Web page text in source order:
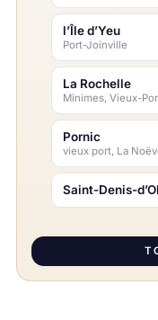
l’Île d’Yeu
Port-Joinville
La Rochelle
Minimes, Vieux-
Pornic
vieux port, La
Saint-Denis-